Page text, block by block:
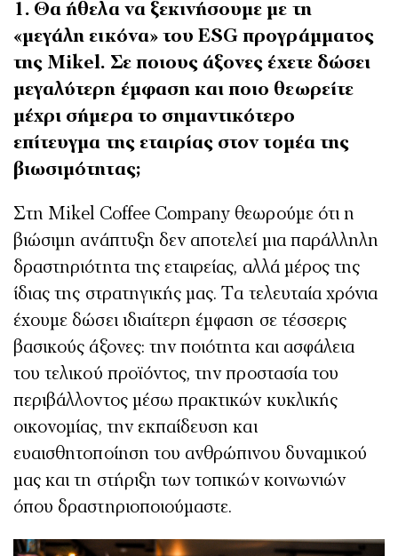
1. Θα ήθελα να ξεκινήσουμε με τη
«μεγάλη εικόνα» του ESG προγράμματος
της Mikel. Σε ποιους άξονες έχετε δώσει
μεγαλύτερη έμφαση και ποιο θεωρείτε
μέχρι σήμερα το σημαντικότερο
επίτευγμα της εταιρίας στον τομέα της
βιωσιμότητας;
Στη Mikel Coffee Company θεωρούμε ότι η
βιώσιμη ανάπτυξη δεν αποτελεί μια παράλληλη
δραστηριότητα της εταιρείας, αλλά μέρος της
ίδιας της στρατηγικής μας. Τα τελευταία χρόνια
έχουμε δώσει ιδιαίτερη έμφαση σε τέσσερις
βασικούς άξονες: την ποιότητα και ασφάλεια
του τελικού προϊόντος, την προστασία του
περιβάλλοντος μέσω πρακτικών κυκλικής
οικονομίας, την εκπαίδευση και
ευαισθητοποίηση του ανθρώπινου δυναμικού
μας και τη στήριξη των τοπικών κοινωνιών
όπου δραστηριοποιούμαστε.